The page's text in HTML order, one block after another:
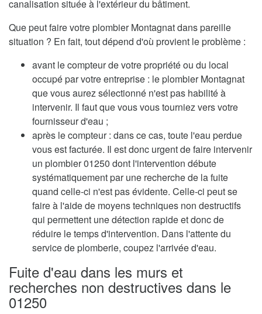
canalisation située à l'extérieur du bâtiment.
Que peut faire votre plombier Montagnat dans pareille
situation ? En fait, tout dépend d'où provient le problème :
avant le compteur de votre propriété ou du local
occupé par votre entreprise : le plombier Montagnat
que vous aurez sélectionné n'est pas habilité à
intervenir. Il faut que vous vous tourniez vers votre
fournisseur d'eau ;
après le compteur : dans ce cas, toute l'eau perdue
vous est facturée. Il est donc urgent de faire intervenir
un plombier 01250 dont l'intervention débute
systématiquement par une recherche de la fuite
quand celle-ci n'est pas évidente. Celle-ci peut se
faire à l'aide de moyens techniques non destructifs
qui permettent une détection rapide et donc de
réduire le temps d'intervention. Dans l'attente du
service de plomberie, coupez l'arrivée d'eau.
Fuite d'eau dans les murs et
recherches non destructives dans le
01250